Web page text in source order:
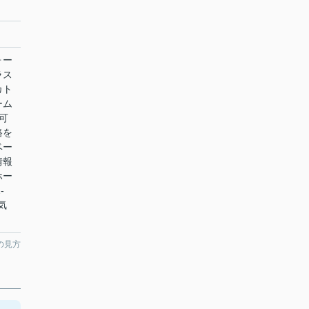
ー
を
ー
報
ー
見方